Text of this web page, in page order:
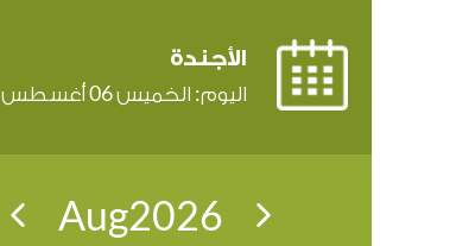
الأجندة
اليوم: الخميس06أغسطس
Aug2026